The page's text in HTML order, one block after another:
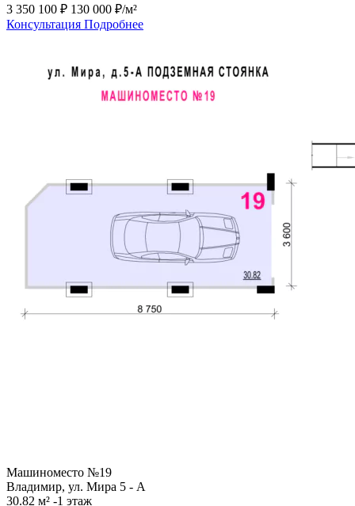
3 350 100 ₽ 130 000 ₽/м²
Консультация Подробнее
Машиноместо №19
Владимир, ул. Мира 5 - А
30.82 м² -1 этаж